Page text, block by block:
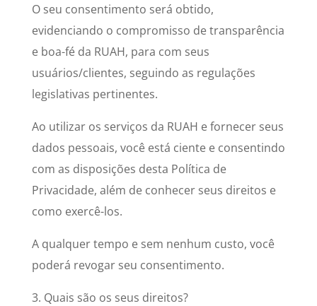
O seu consentimento será obtido,
evidenciando o compromisso de transparência
e boa-fé da RUAH, para com seus
usuários/clientes, seguindo as regulações
legislativas pertinentes.
Ao utilizar os serviços da RUAH e fornecer seus
dados pessoais, você está ciente e consentindo
com as disposições desta Política de
Privacidade, além de conhecer seus direitos e
como exercê-los.
A qualquer tempo e sem nenhum custo, você
poderá revogar seu consentimento.
3. Quais são os seus direitos?